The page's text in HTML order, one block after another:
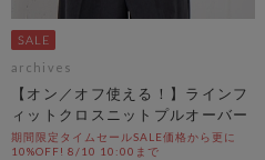
archives
【オン／オフ使える！】ラインフ
ィットクロスニットプルオーバー
期間限定タイムセールSALE価格から更に
10%OFF! 8/10 10:00まで